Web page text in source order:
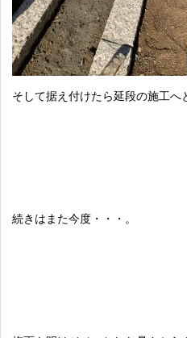
そして据え付けたら延段の施工へ
続きはまた今度・・・。